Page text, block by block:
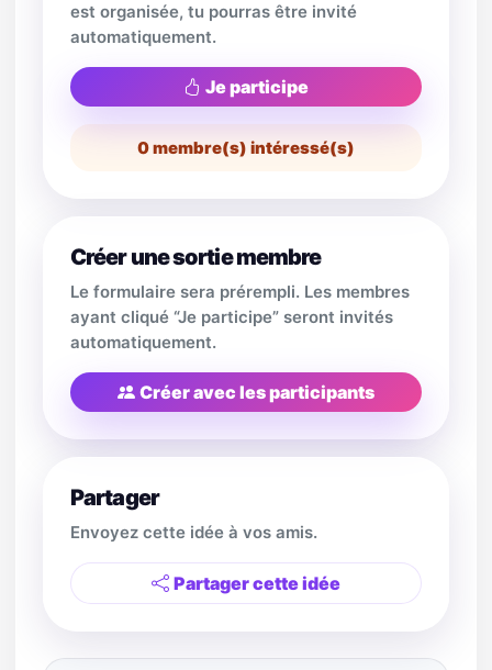
est organisée, tu pourras être invité
automatiquement.
Je participe
0membre(s) intéressé(s)
Créer une sortie membre
Le formulaire sera prérempli. Les membres
ayant cliqué “Je participe” seront invités
automatiquement.
Créer avec les participants
Partager
Envoyez cette idée à vos amis.
Partager cette idée